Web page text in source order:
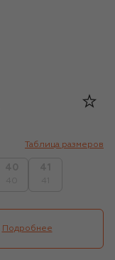
Таблица размеров
Подробнее